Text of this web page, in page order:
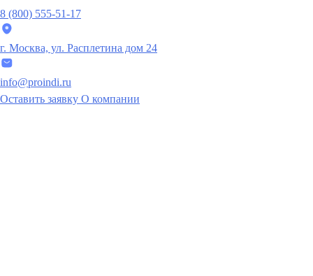
8 (800) 555-51-17
г. Москва, ул. Расплетина дом 24
info@proindi.ru
Оставить заявку О компании